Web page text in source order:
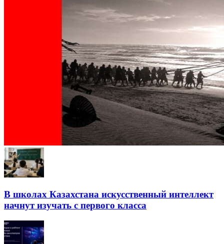
В школах Казахстана искусственный интеллект
начнут изучать с первого класса